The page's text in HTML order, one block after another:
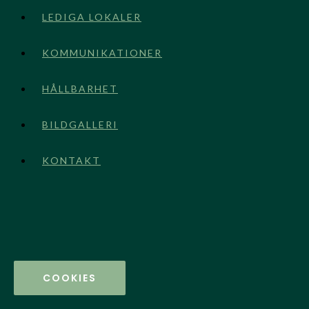
LEDIGA LOKALER
KOMMUNIKATIONER
HÅLLBARHET
BILDGALLERI
KONTAKT
COOKIES